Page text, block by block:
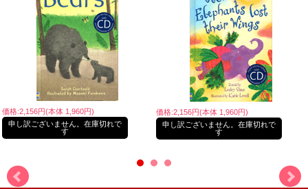
価格:2,156円(本体 1,960円)
申し訳ございません。在庫切れで
す
価格:2,156円(本体 1,960円)
申し訳ございません。在庫切れで
す